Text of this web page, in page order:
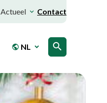
Actueel Contact
public NL search